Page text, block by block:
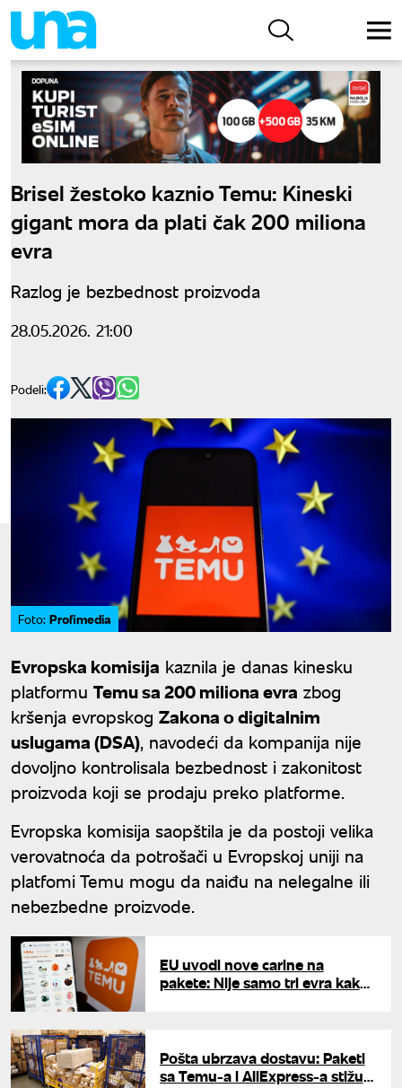
Brisel žestoko kaznio Temu: Kineski
gigant mora da plati čak 200 miliona
evra
Razlog je bezbednost proizvoda
28.05.2026. 21:00
Podeli:
Foto: Profimedia
Evropska komisija kaznila je danas kinesku
platformu Temu sa 200 miliona evra zbog
kršenja evropskog Zakona o digitalnim
uslugama (DSA), navodeći da kompanija nije
dovoljno kontrolisala bezbednost i zakonitost
proizvoda koji se prodaju preko platforme.
Evropska komisija saopštila je da postoji velika
verovatnoća da potrošači u Evropskoj uniji na
platfomi Temu mogu da naiđu na nelegalne ili
nebezbedne proizvode.
EU uvodi nove carine na
pakete: Nije samo tri evra kako
Pošta ubrzava dostavu: Paketi
sa Temu-a i AliExpress-a stižu